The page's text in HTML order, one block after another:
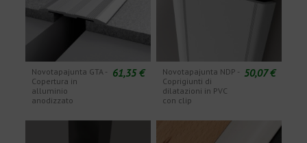
Novotapajunta GTA -
Copertura in
alluminio
anodizzato
61,35 €
Novotapajunta NDP -
Coprigiunti di
dilatazioni in PVC
con clip
50,07 €